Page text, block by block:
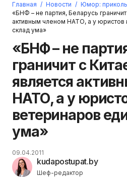
Войти
Прислать
Главная / Новости / Юмор:
«БНФ – не партия, Беларусь
активным членом НАТО, а у юристов
склад ума»
«БНФ – не
граничит с
является
НАТО, а у
ветеринаров
ума»
kudapostupat.by
Шеф-редактор
09.04.2011